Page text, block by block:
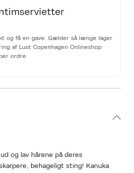
og få en gave. Gælder så længe lager
af Lust Copenhagen Onlineshop
ordre.
og lav hårene på deres
behageligt sting! Kanuka